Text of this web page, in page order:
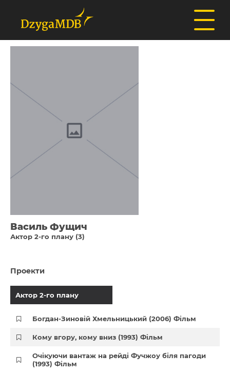
Василь Фущич
Актор 2-го плану (3)
Проекти
Актор 2-го плану
Богдан-Зиновій Хмельницький (2006) Фільм
Кому вгору, кому вниз (1993) Фільм
Очікуючи вантаж на рейді Фучжоу біля пагоди
(1993) Фільм